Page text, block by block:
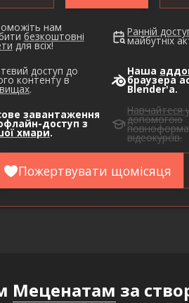
нам
безкоштовні
для всіх!
Ранній
майбутніх
доступ до
контенту в
.
Наша
браузера
Blender'а.
завантаження
доступ з
хмари.
Навчайтеся
допомогою
відеокурсів.
Пожертвувати щомісяця
Меценатам за